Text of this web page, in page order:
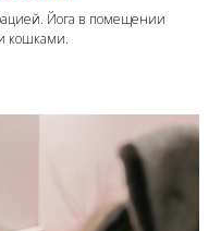
Йога в помещении
кошками.